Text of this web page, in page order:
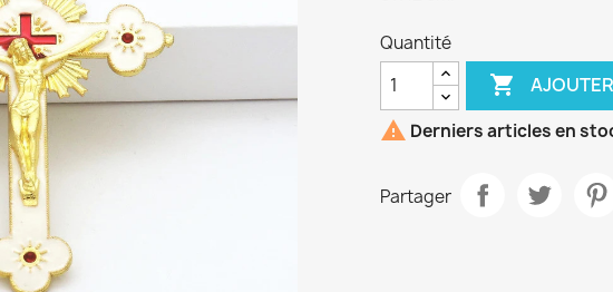
Quantité

 Derniers articles en
Partager